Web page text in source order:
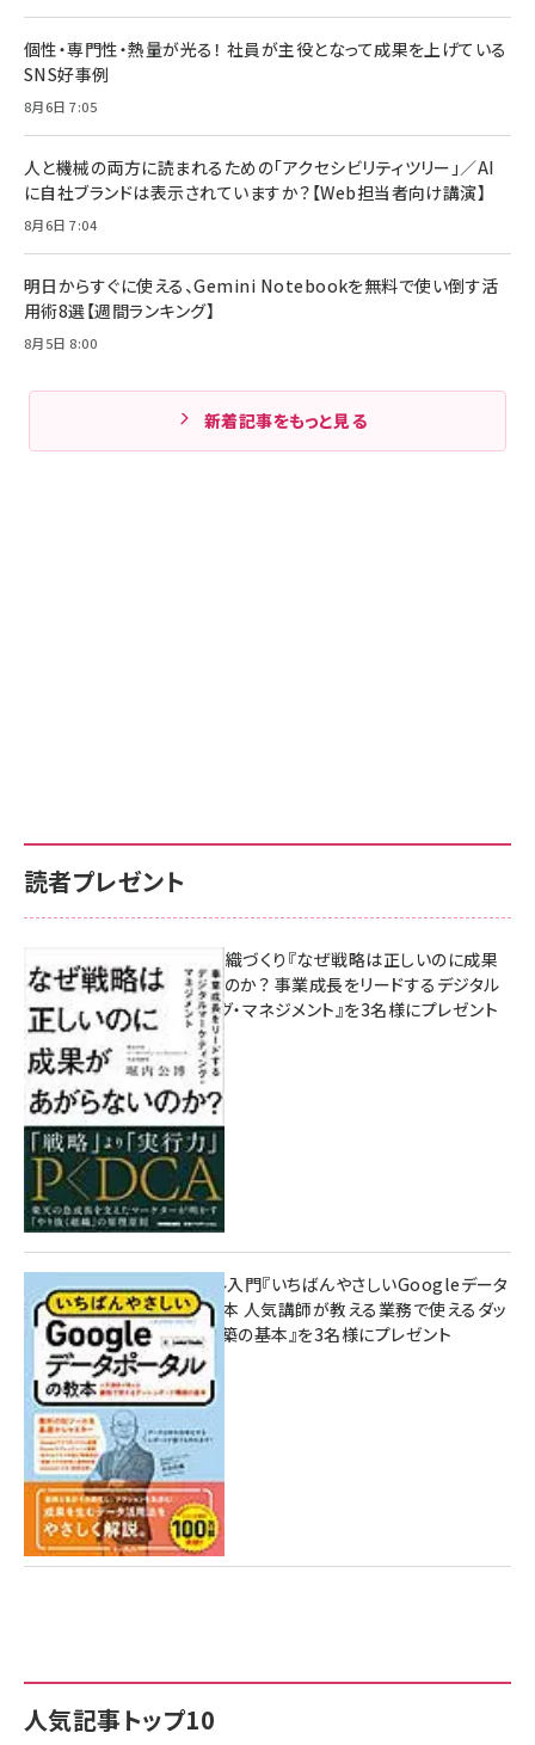
個性・専門性・熱量が光る！ 社員が主役となって成果を上げている
SNS好事例
8月6日 7:05
人と機械の両方に読まれるための「アクセシビリティツリー」／AI
に自社ブランドは表示されていますか？【Web担当者向け講演】
8月6日 7:04
明日からすぐに使える、Gemini Notebookを無料で使い倒す活
用術8選【週間ランキング】
8月5日 8:00
新着記事をもっと見る
人気記事トップ10
読者プレゼント
成果を生む組織づくり『なぜ戦略は正しいのに成果
があがらないのか？ 事業成長をリードするデジタル
マーケティング・マネジメント』を3名様にプレゼント
8月7日 10:00
無料BIツール入門『いちばんやさしいGoogleデータ
ポータルの教本 人気講師が教える業務で使えるダッ
シュボード構築の基本』を3名様にプレゼント
7月31日 10:00